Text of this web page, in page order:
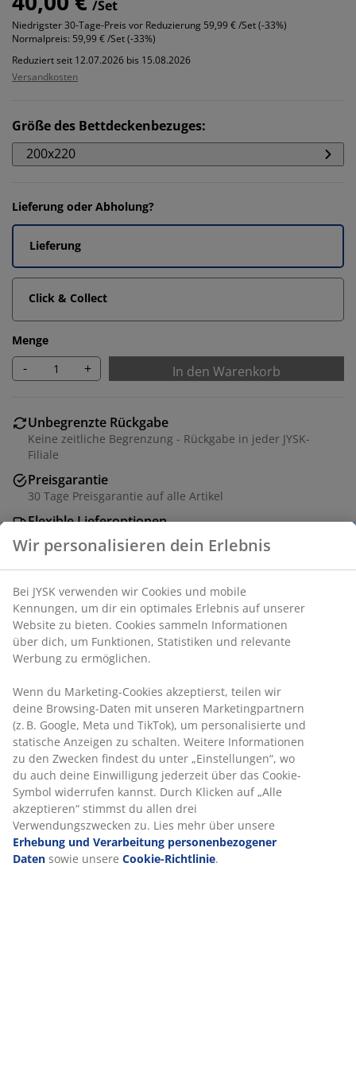
/Set
Niedrigster 30-Tage-Preis vor Reduzierung 59,99 € /Set (-33%)
Normalpreis: 59,99 € /Set (-33%)
Reduziert seit 12.07.2026 bis 15.08.2026
Versandkosten
Größe des Bettdeckenbezuges:
200x220
Lieferung oder Abholung?
Lieferung
Click & Collect
Menge
- + In den Warenkorb
Unbegrenzte Rückgabe
Keine zeitliche Begrenzung - Rückgabe in jeder JYSK-
Filiale
Preisgarantie
30 Tage Preisgarantie auf alle Artikel
Flexible Lieferoptionen
Schnelle und einfache Lieferung nach deiner Wahl
Artikelnummer: 1828322
Produkteigenschaften
Bewertungen
(3)
Lieferung
Wir personalisieren dein Erlebnis
Bei JYSK verwenden wir Cookies und mobile Kennungen, um
dir ein optimales Erlebnis auf unserer Website zu bieten.
Cookies sammeln Informationen über dich, um Funktionen,
Statistiken und relevante Werbung zu ermöglichen.
Wenn du Marketing-Cookies akzeptierst, teilen wir deine
Browsing-Daten mit unseren Marketingpartnern (z. B.
Google, Meta und TikTok), um personalisierte und statische
Anzeigen zu schalten. Weitere Informationen zu den
Zwecken findest du unter „Einstellungen“, wo du auch deine
Einwilligung jederzeit über das Cookie-Symbol widerrufen